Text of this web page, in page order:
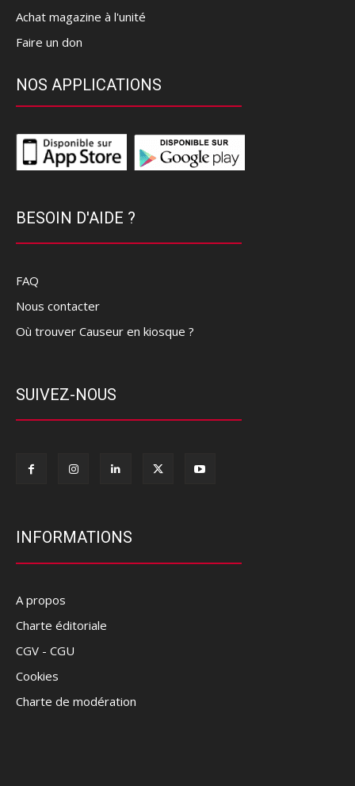
Achat magazine à l'unité
Faire un don
NOS APPLICATIONS
BESOIN D'AIDE ?
FAQ
Nous contacter
Où trouver Causeur en kiosque ?
SUIVEZ-NOUS
INFORMATIONS
A propos
Charte éditoriale
CGV - CGU
Cookies
Charte de modération